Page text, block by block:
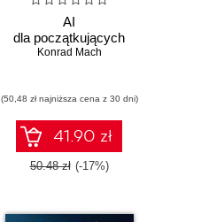
AI
dla początkujących
Konrad Mach
(50,48 zł najniższa cena z 30 dni)
41.90 zł
50.48 zł (-17%)